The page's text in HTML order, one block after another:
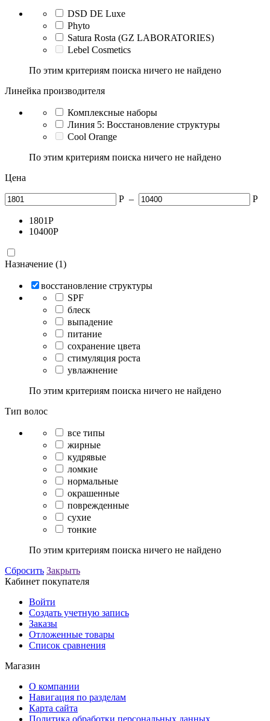
DSD DE Luxe
Phyto
Satura Rosta (GZ LABORATORIES)
Lebel Cosmetics
По этим критериям поиска ничего не найдено
Линейка производителя
Комплексные наборы
Линия 5: Восстановление структуры
Cool Orange
По этим критериям поиска ничего не найдено
Цена
Р – Р
1801Р
10400Р
Назначение (1)
восстановление структуры
SPF
блеск
выпадение
питание
сохранение цвета
стимуляция роста
увлажнение
По этим критериям поиска ничего не найдено
Тип волос
все типы
жирные
кудрявые
ломкие
нормальные
окрашенные
поврежденные
сухие
тонкие
По этим критериям поиска ничего не найдено
Сбросить Закрыть
Кабинет покупателя
Войти
Создать учетную запись
Заказы
Отложенные товары
Список сравнения
Магазин
О компании
Навигация по разделам
Карта сайта
Политика обработки персональных данных